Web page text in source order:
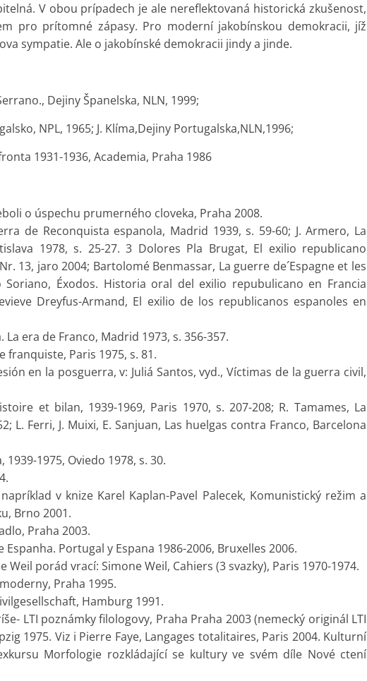
V obou prípadech je ale nereflektovaná historická zkušenost,
pro prítomné zápasy. Pro moderní jakobínskou demokracii, jíž
sympatie. Ale o jakobínské demokracii jindy a jinde.
Dejiny Španelska, NLN, 1999;
NPL, 1965; J. Klíma,Dejiny Portugalska,NLN,1996;
1931-1936, Academia, Praha 1986
o úspechu prumerného cloveka, Praha 2008.
de Reconquista espanola, Madrid 1939, s. 59-60; J. Armero, La
1978, s. 25-27. 3 Dolores Pla Brugat, El exilio republicano
13, jaro 2004; Bartolomé Benmassar, La guerre de´Espagne et les
Soriano, Éxodos. Historia oral del exilio repubulicano en Francia
Dreyfus-Armand, El exilio de los republicanos espanoles en
era de Franco, Madrid 1973, s. 356-357.
franquiste, Paris 1975, s. 81.
en la posguerra, v: Juliá Santos, vyd., Víctimas de la guerra civil,
et bilan, 1939-1969, Paris 1970, s. 207-208; R. Tamames, La
L. Ferri, J. Muixi, E. Sanjuan, Las huelgas contra Franco, Barcelona
1975, Oviedo 1978, s. 30.
v knize Karel Kaplan-Pavel Palecek, Komunistický režim a
Brno 2001.
Praha 2003.
Portugal y Espana 1986-2006, Bruxelles 2006.
Weil porád vrací: Simone Weil, Cahiers (3 svazky), Paris 1970-1974.
Praha 1995.
Hamburg 1991.
LTI poznámky filologovy, Praha Praha 2003 (nemecký originál LTI
1975. Viz i Pierre Faye, Langages totalitaires, Paris 2004. Kulturní
Morfologie rozkládající se kultury ve svém díle Nové ctení